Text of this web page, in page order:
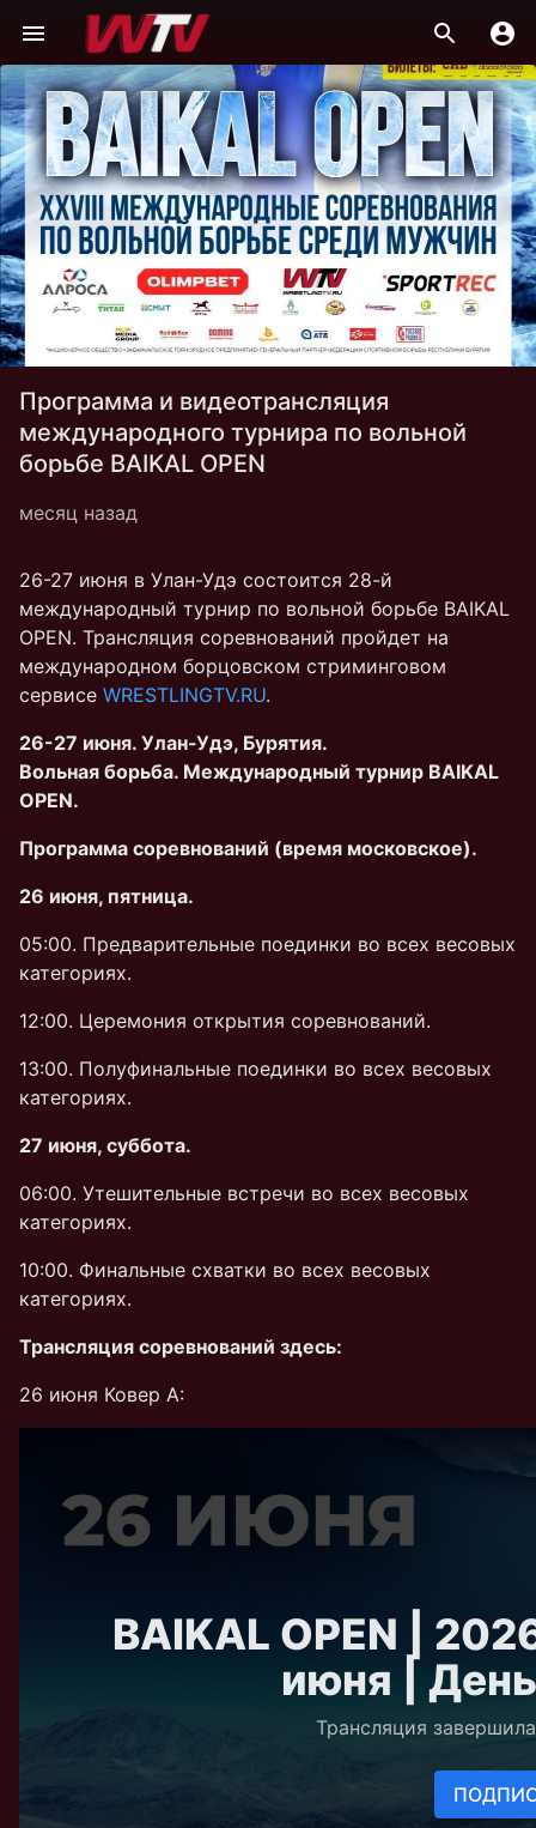
Программа и видеотрансляция
международного турнира по вольной
борьбе BAIKAL OPEN
месяц назад
26-27 июня в Улан-Удэ состоится 28-й
международный турнир по вольной борьбе BAIKAL
OPEN. Трансляция соревнований пройдет на
международном борцовском стриминговом
сервисе WRESTLINGTV.RU.
26-27 июня. Улан-Удэ, Бурятия.
Вольная борьба. Международный турнир BAIKAL
OPEN.
Программа соревнований (время московское).
26 июня, пятница.
05:00. Предварительные поединки во всех весовых
категориях.
12:00. Церемония открытия соревнований.
13:00. Полуфинальные поединки во всех весовых
категориях.
27 июня, суббота.
06:00. Утешительные встречи во всех весовых
категориях.
10:00. Финальные схватки во всех весовых
категориях.
Трансляция соревнований здесь:
26 июня Ковер А: